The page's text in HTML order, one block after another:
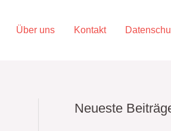
Über uns Kontakt
Neueste